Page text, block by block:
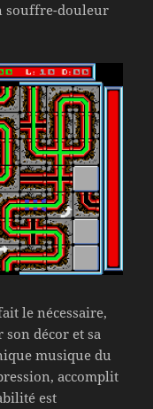
souffre-douleur
le nécessaire,
son décor et sa
musique du
accomplit
est